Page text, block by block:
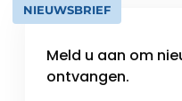
NIEUWSBRIEF
Meld u aan om
ontvangen.